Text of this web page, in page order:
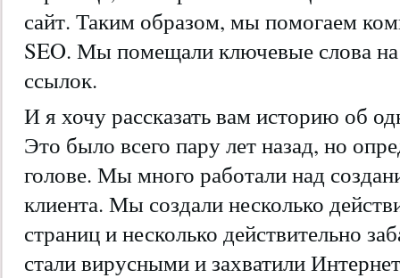
сайт. Таким образом, мы помогаем
SEO. Мы помещали ключевые слова на
ссылок.
И я хочу рассказать вам историю об
Это было всего пару лет назад, но
голове. Мы много работали над
клиента. Мы создали несколько
страниц и несколько действительно
стали вирусными и захватили